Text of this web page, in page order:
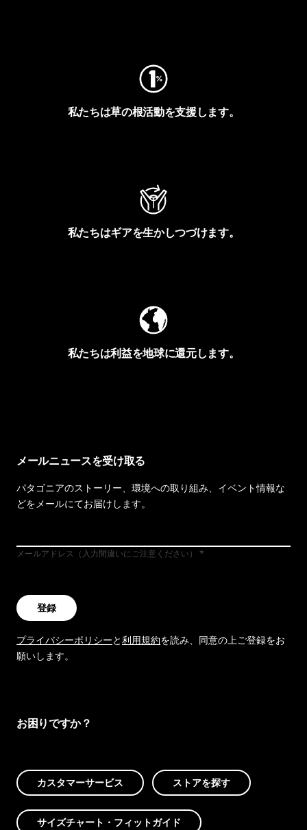
私たちは草の根活動を支援します。
私たちはギアを生かしつづけます。
私たちは利益を地球に還元します。
メールニュースを受け取る
パタゴニアのストーリー、環境への取り組み、イベント情報な
どをメールにてお届けします。
メールアドレス（入力間違いにご注意ください）
登録
プライバシーポリシーと利用規約を読み、同意の上ご登録をお
願いします。
お困りですか？
カスタマーサービス ストアを探す
サイズチャート・フィットガイド